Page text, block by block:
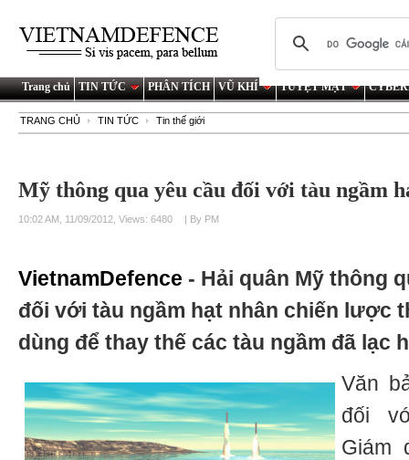
Trang chủ TIN TỨC PHÂN TÍCH VŨ KHÍ TUYỆT MẬT
TRANG CHỦ TIN TỨC Tin thế giới
Mỹ thông qua yêu cầu đối với tàu ngầm
10:02 AM, 11/09/2012, Views: 6480 | By PM
VietnamDefence - Hải quân Mỹ thông
đối với tàu ngầm hạt nhân chiến lược
dùng để thay thế các tàu ngầm đã lạc
Văn
đối
Giám